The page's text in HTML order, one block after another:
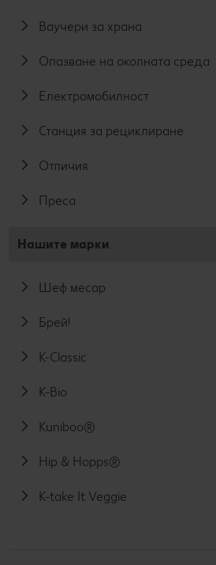
Ваучери за храна
Опазване на околната среда
Електромобилност
Станция за рециклиране
Отличия
Преса
Нашите марки
Шеф месар
Брей!
K-Classic
K-Bio
Kuniboo®
Hip & Hopps®
K-take It Veggie